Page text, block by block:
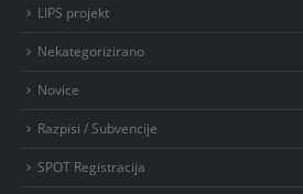
LIPS projekt
Nekategorizirano
Novice
Razpisi / Subvencije
SPOT Registracija